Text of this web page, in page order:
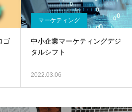
ゴ
マーケティング
中小企業マーケティングデジ
タルシフト
2022.03.06